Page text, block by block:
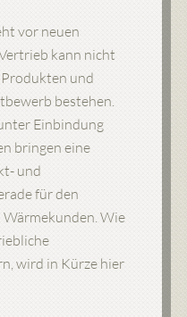
vor neuen
kann nicht
und
bestehen.
Einbindung
bringen eine
und
für den
Wie
wird in Kürze hier